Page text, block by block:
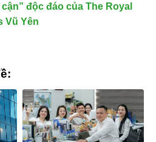
độc đáo của The Royal
Vũ Yên